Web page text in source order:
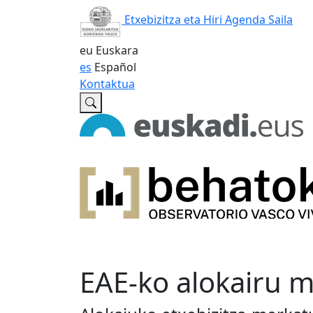
Etxebizitza eta Hiri Agenda Saila
eu Euskara
es Español
Kontaktua
EAE-ko alokairu